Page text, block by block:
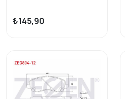
Getz 2002-2010 / H100
2004 -
₺145,90